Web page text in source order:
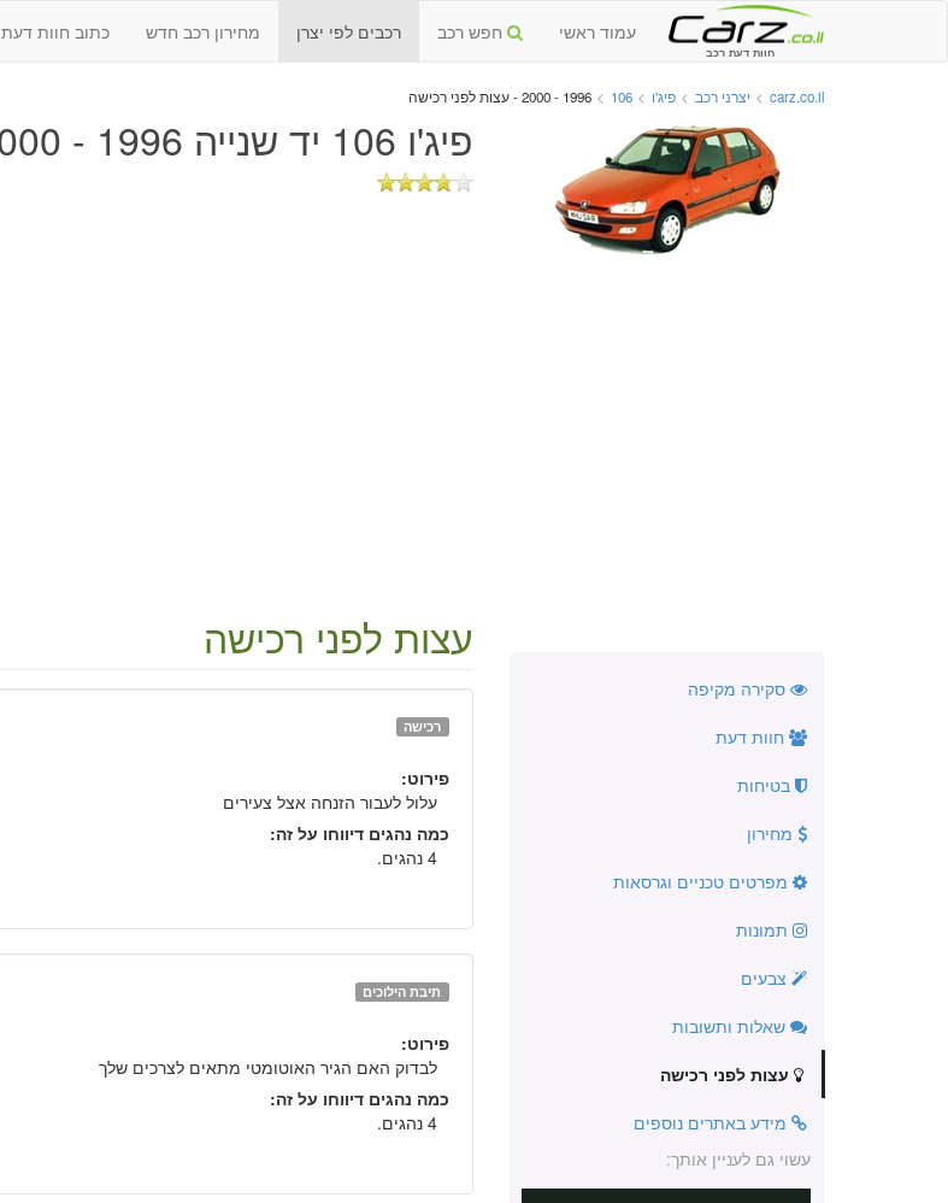
חוות דעת רכב
עמוד ראשי חפש רכב רכבים לפי יצרן מחירון רכב חדש כתוב חוות דעת
carz.co.il
> יצרני רכב > פיג'ו >
106
> 1996 - 2000 - עצות לפני רכישה
פיג'ו 106 יד שנייה 1996 - 2000
סקירה מקיפה
חוות דעת
בטיחות
מחירון
מפרטים טכניים וגרסאות
תמונות
צבעים
שאלות ותשובות
עצות לפני רכישה
מידע באתרים נוספים
עשוי גם לעניין אותך:
עצות לפני רכישה
רכישה
פירוט:
עלול לעבור הזנחה אצל צעירים
כמה נהגים דיווחו על זה:
4 נהגים.
תיבת הילוכים
פירוט:
לבדוק האם הגיר האוטומטי מתאים לצרכים שלך
כמה נהגים דיווחו על זה:
4 נהגים.